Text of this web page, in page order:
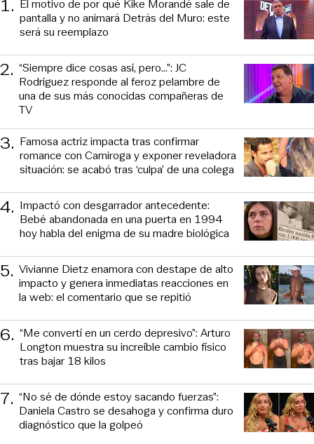
1. El motivo de por qué Kike Morandé sale de
pantalla y no animará Detrás del Muro: este
será su reemplazo
2. “Siempre dice cosas así, pero...”: JC
Rodríguez responde al feroz pelambre de
una de sus más conocidas compañeras de
TV
3. Famosa actriz impacta tras confirmar
romance con Camiroga y exponer reveladora
situación: se acabó tras ‘culpa’ de una colega
4. Impactó con desgarrador antecedente:
Bebé abandonada en una puerta en 1994
hoy habla del enigma de su madre biológica
5. Vivianne Dietz enamora con destape de alto
impacto y genera inmediatas reacciones en
la web: el comentario que se repitió
6. “Me convertí en un cerdo depresivo”: Arturo
Longton muestra su increíble cambio físico
tras bajar 18 kilos
7. “No sé de dónde estoy sacando fuerzas”:
Daniela Castro se desahoga y confirma duro
diagnóstico que la golpeó